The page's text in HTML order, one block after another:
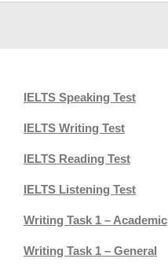
IELTS Speaking Test
IELTS Writing Test
IELTS Reading Test
IELTS Listening Test
Writing Task 1 – Academic
Writing Task 1 – General